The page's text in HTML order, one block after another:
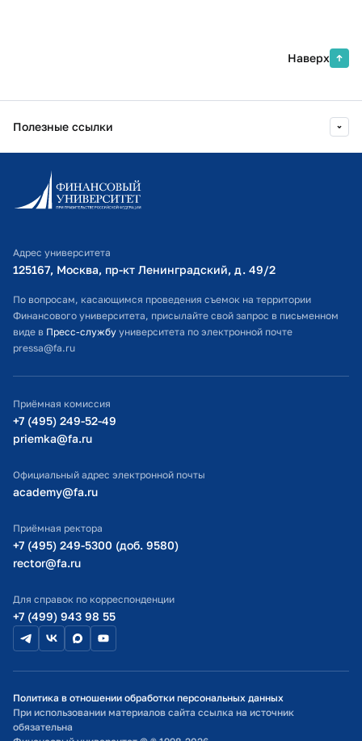
Наверх
Полезные ссылки
Информационно-образовательный портал
Личный кабинет поступающего
Оплата обучения
Расписание занятий
Студенческий офис
Официальный адрес электронной почты
Министерство просвещения РФ
Министерство науки и высшего образования РФ
Адрес университета
125167, Москва, пр-кт Ленинградский, д. 49/2​
По вопросам, касающимся проведения съемок на территории
Финансового университета, присылайте свой запрос в письменном
виде в Пресс-службу университета по электронной почте
pressa@fa.ru
Приёмная комиссия
+7 (495) 249-52-49
priemka@fa.ru
Официальный адрес электронной почты
academy@fa.ru
Приёмная ректора
+7 (495) 249-5300 (доб. 9580)
rector@fa.ru
Для справок по корреспонденции
+7 (499) 943 98 55
Политика в отношении обработки персональных данных
При использовании материалов сайта ссылка на источник
обязательна